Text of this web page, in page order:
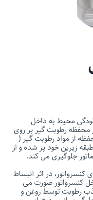
محیط به داخل
محفظه رطوبت گیر بر روی
از مواد رطوبت گیر (
زیرین خود پر شده و از
جلوگیری می کند.
کنسرواتور، در اثر انبساط
کنسرواتور صورت می
رطوبت توسط روغن و